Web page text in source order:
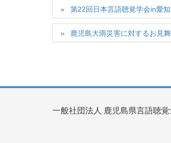
第22回日本言語聴覚学会in愛
鹿児島大雨災害に対するお見
一般社団法人 鹿児島県言語聴